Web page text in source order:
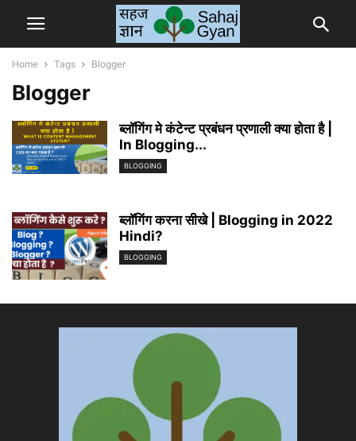
Home Tags Blogger
Blogger
ब्लॉगिंग मे कंटेन्ट प्रबंधन प्रणाली क्या होता है |
In Blogging...
BLOGGING
ब्लॉगिंग करना सीखे | Blogging in 2022
Hindi?
BLOGGING